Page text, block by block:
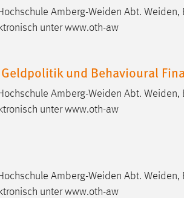
Amberg-Weiden Abt. Weiden,
unter www.oth-aw
und Behavioural
Amberg-Weiden Abt. Weiden,
unter www.oth-aw
Amberg-Weiden Abt. Weiden,
unter www.oth-aw